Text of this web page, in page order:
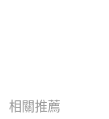
相關推薦